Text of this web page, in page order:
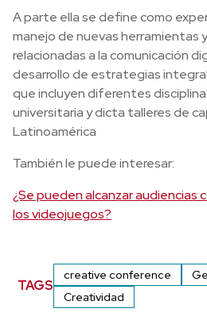
A parte ella se define como
manejo de nuevas herramientas
relacionadas a la comunicación
desarrollo de estrategias
que incluyen diferentes
universitaria y dicta talleres de
Latinoamérica
También le puede interesar:
¿Se pueden alcanzar audiencias
los videojuegos?
TAGS
creative conference
Creatividad